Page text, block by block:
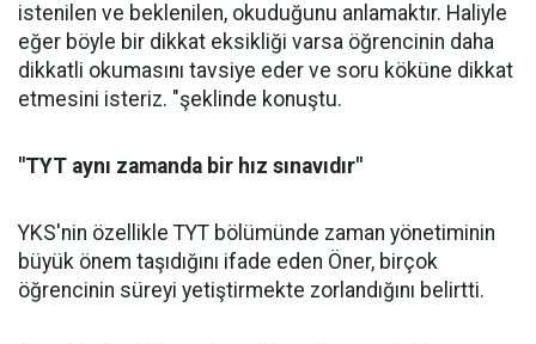
istenilen ve beklenilen, okuduğunu anlamaktır. Haliyle
eğer böyle bir dikkat eksikliği varsa öğrencinin daha
dikkatli okumasını tavsiye eder ve soru köküne dikkat
etmesini isteriz. "şeklinde konuştu.
"TYT aynı zamanda bir hız sınavıdır"
YKS'nin özellikle TYT bölümünde zaman yönetiminin
büyük önem taşıdığını ifade eden Öner, birçok
öğrencinin süreyi yetiştirmekte zorlandığını belirtti.